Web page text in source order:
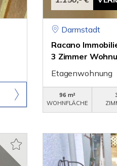
Darmstadt
Racano
3 Zimmer
Etagenwohnung
96 m²
WOHNFLÄCHE